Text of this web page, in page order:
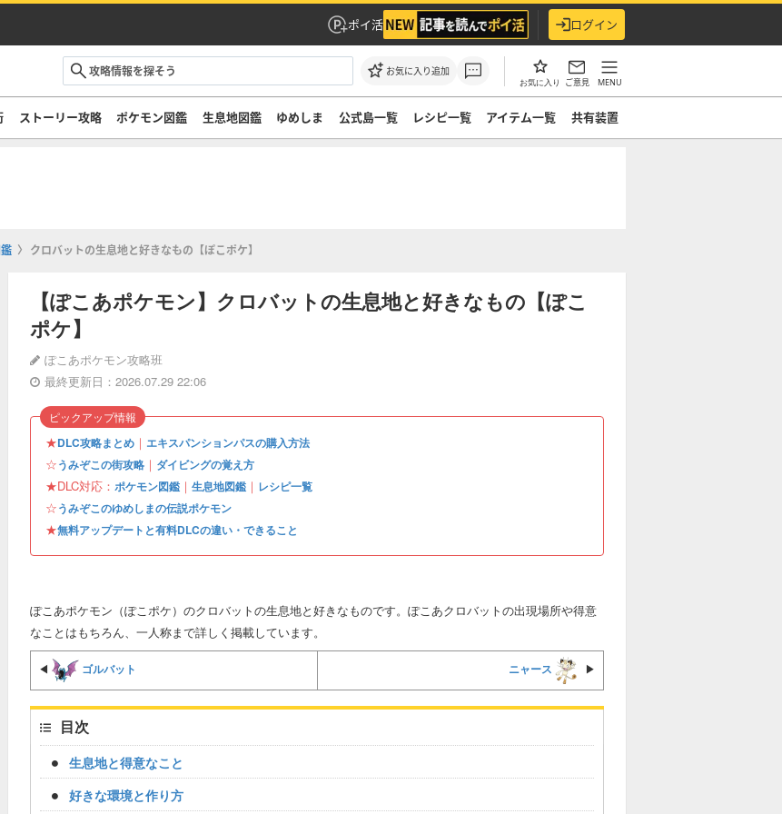
ポイ活 ログイン
お気に入り追加
お気に入り ご意見 MENU
ストーリー攻略 ポケモン図鑑 生息地図鑑 ゆめしま 公式島一覧 レシピ一覧 アイテム一覧 共有装置
クロバットの生息地と好きなもの【ぽこポケ】
【ぽこあポケモン】クロバットの生息地と好きなもの【ぽこ
ポケ】
ぽこあポケモン攻略班
最終更新日：2026.07.29 22:06
★DLC攻略まとめ ｜ エキスパンションパスの購入方法
☆うみぞこの街攻略 ｜ ダイビングの覚え方
★DLC対応： ポケモン図鑑 ｜ 生息地図鑑 ｜ レシピ一覧
☆うみぞこのゆめしまの伝説ポケモン
★無料アップデートと有料DLCの違い・できること
ピックアップ情報
ぽこあポケモン（ぽこポケ）のクロバットの生息地と好きなものです。ぽこあクロバットの出現場所や得意
なことはもちろん、一人称まで詳しく掲載しています。
◀ ゴルバット ニャース ▶︎
目次
生息地と得意なこと
好きな環境と作り方